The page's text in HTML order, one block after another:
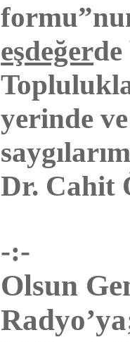
eşdeğer
yerinde
Dr. Cahit
-:-
Olsun